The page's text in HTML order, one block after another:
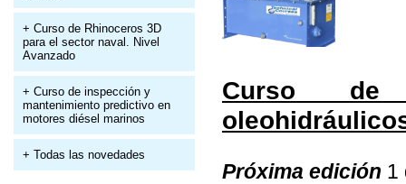
+ Curso de Rhinoceros 3D
para el sector naval. Nivel
Avanzado
+ Curso de inspección y
mantenimiento predictivo en
motores diésel marinos
+ Todas las novedades
Curso de
Próxima edición 1